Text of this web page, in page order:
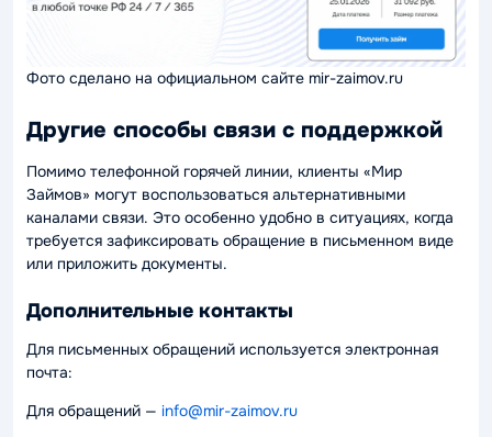
Фото сделано на официальном сайте mir-zaimov.ru
Другие способы связи с поддержкой
Помимо телефонной горячей линии, клиенты «Мир
Займов» могут воспользоваться альтернативными
каналами связи. Это особенно удобно в ситуациях, когда
требуется зафиксировать обращение в письменном виде
или приложить документы.
Дополнительные контакты
Для письменных обращений используется электронная
почта:
Для обращений — info@mir-zaimov.ru